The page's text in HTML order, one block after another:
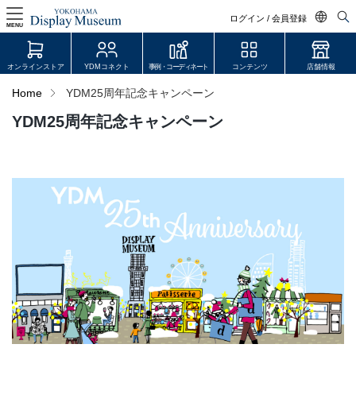
ログイン / 会員登録
日本語
MENU
ログイン・会員登録
YDM Connect
リンク
JDCA(ディスプレイスクール)
オンラインストア YDMコネクト 事例・コーディネート コンテンツ 店舗情報
Home YDM25周年記念キャンペーン
YDM25周年記念キャンペーン